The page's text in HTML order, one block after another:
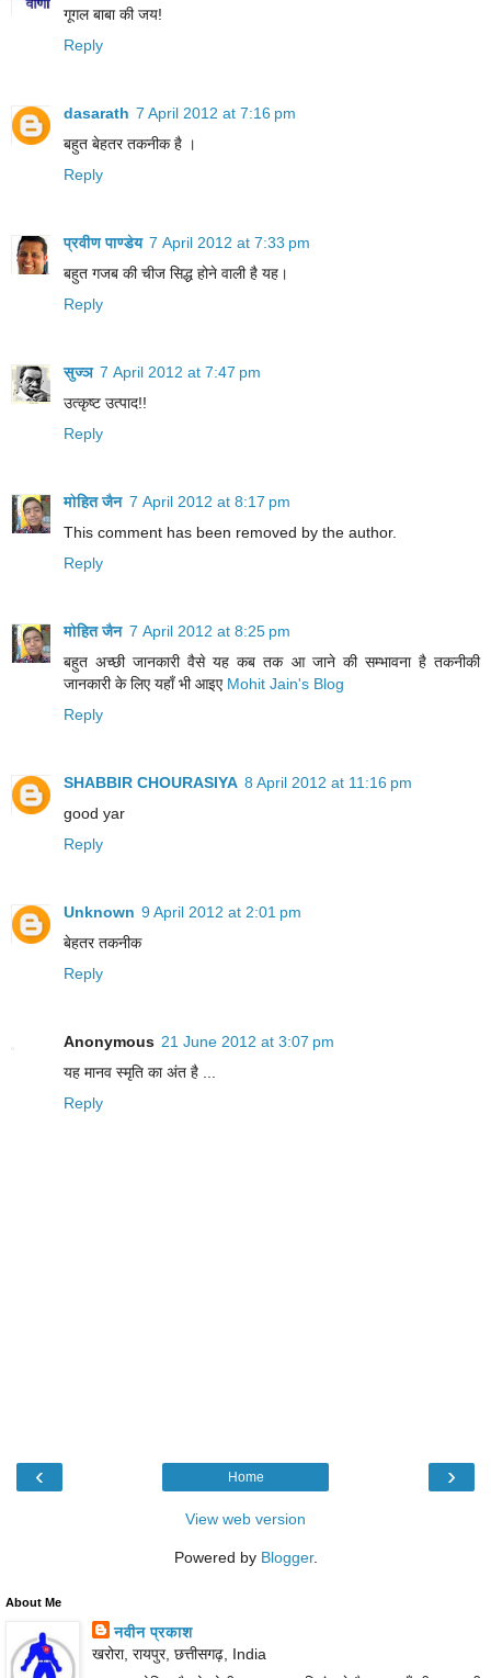
गूगल बाबा की जय!
Reply
dasarath 7 April 2012 at 7:16 pm
बहुत बेहतर तकनीक है ।
Reply
प्रवीण पाण्डेय 7 April 2012 at 7:33 pm
बहुत गजब की चीज सिद्ध होने वाली है यह।
Reply
सुज्ञ 7 April 2012 at 7:47 pm
उत्कृष्ट उत्पाद!!
Reply
मोहित जैन 7 April 2012 at 8:17 pm
This comment has been removed by the author.
Reply
मोहित जैन 7 April 2012 at 8:25 pm
बहुत अच्छी जानकारी वैसे यह कब तक आ जाने की सम्भावना है तकनीकी
जानकारी के लिए यहाँ भी आइए Mohit Jain's Blog
Reply
SHABBIR CHOURASIYA 8 April 2012 at 11:16 pm
good yar
Reply
Unknown 9 April 2012 at 2:01 pm
बेहतर तकनीक
Reply
Anonymous 21 June 2012 at 3:07 pm
यह मानव स्मृति का अंत है ...
Reply
‹ ›
Home
View web version
Powered by Blogger.
About Me
नवीन प्रकाश
खरोरा, रायपुर, छत्तीसगढ़, India